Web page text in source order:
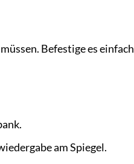
Befestige es
am Spiegel.